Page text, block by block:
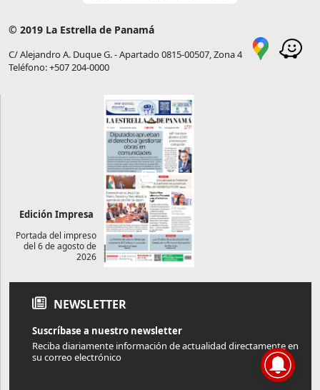
© 2019 La Estrella de Panamá
C/ Alejandro A. Duque G. - Apartado 0815-00507, Zona 4
Teléfono: +507 204-0000
Edición Impresa
Portada del impreso
del 6 de agosto de
2026
NEWSLETTER
Suscríbase a nuestro newsletter
Reciba diariamente información de actualidad directamente en
su correo electrónico